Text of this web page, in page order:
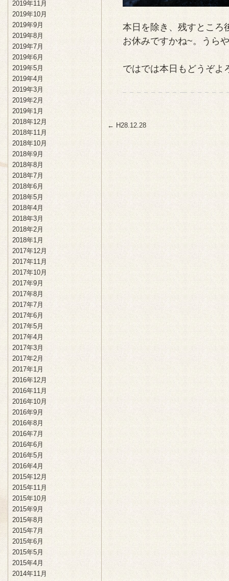
本日を除き、残すところ
お休みですかね~。うら
ではでは本日もどうぞよ
← H28.12.28
2019年11月
2019年10月
2019年9月
2019年8月
2019年7月
2019年6月
2019年5月
2019年4月
2019年3月
2019年2月
2019年1月
2018年12月
2018年11月
2018年10月
2018年9月
2018年8月
2018年7月
2018年6月
2018年5月
2018年4月
2018年3月
2018年2月
2018年1月
2017年12月
2017年11月
2017年10月
2017年9月
2017年8月
2017年7月
2017年6月
2017年5月
2017年4月
2017年3月
2017年2月
2017年1月
2016年12月
2016年11月
2016年10月
2016年9月
2016年8月
2016年7月
2016年6月
2016年5月
2016年4月
2015年12月
2015年11月
2015年10月
2015年9月
2015年8月
2015年7月
2015年6月
2015年5月
2015年4月
2014年11月